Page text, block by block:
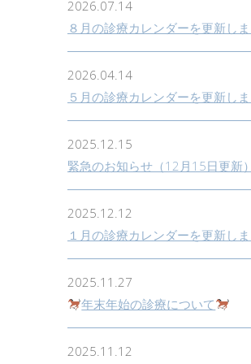
2026.07.14
８月の診療カレンダーを更新し
2026.04.14
５月の診療カレンダーを更新し
2025.12.15
緊急のお知らせ（12月15日更新）
2025.12.12
１月の診療カレンダーを更新し
2025.11.27
年末年始の診療について
2025.11.12